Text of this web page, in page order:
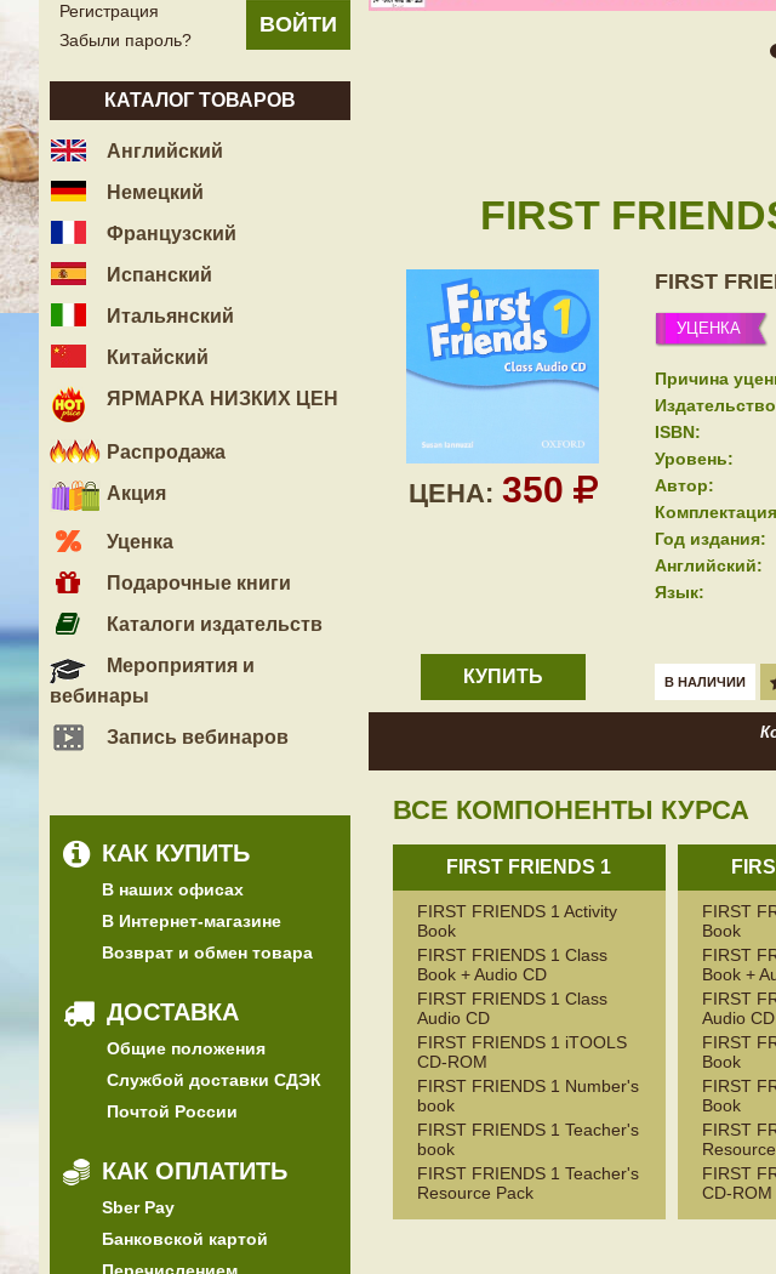
Регистрация
Забыли пароль?
КАТАЛОГ ТОВАРОВ
Английский
Немецкий
Французский
Испанский
Итальянский
Китайский
ЯРМАРКА НИЗКИХ ЦЕН
Распродажа
Акция
Уценка
Подарочные книги
Каталоги издательств
Мероприятия и
вебинары
Запись вебинаров
КАК КУПИТЬ
В наших офисах
В Интернет-магазине
Возврат и обмен товара
ДОСТАВКА
Общие положения
Службой доставки СДЭК
Почтой России
КАК ОПЛАТИТЬ
Sber Pay
Банковской картой
FIRST
ЦЕНА: 350
FIRST
УЦЕНКА
Причина
ISBN:
Уровень:
Автор:
Год издания:
Английский:
Язык:
КУПИТЬ В НАЛИЧИИ
ВСЕ КОМПОНЕНТЫ КУРСА
FIRST FRIENDS 1
FIRST FRIENDS 1 Activity
Book
FIRST FRIENDS 1 Class
Book + Audio CD
FIRST FRIENDS 1 Class
Audio CD
FIRST FRIENDS 1 iTOOLS
CD-ROM
FIRST FRIENDS 1 Number's
book
FIRST FRIENDS 1 Teacher's
book
FIRST FRIENDS 1 Teacher's
Resource Pack
FIRST
Book
FIRST
Book +
FIRST
Audio CD
FIRST
Book
FIRST
Book
FIRST
FIRST
CD-ROM